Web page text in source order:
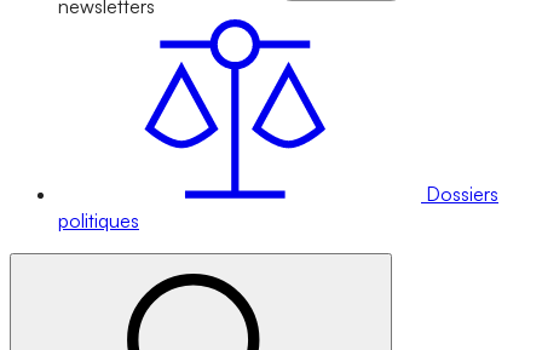
newsletters
Dossiers
politiques